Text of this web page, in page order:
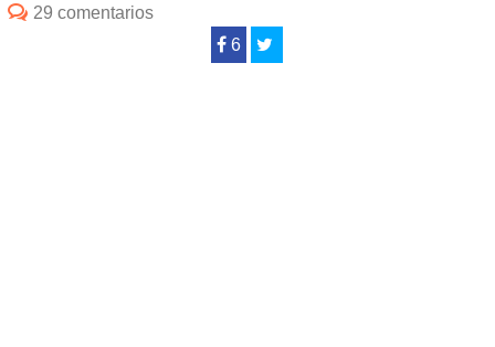
29 comentarios
6